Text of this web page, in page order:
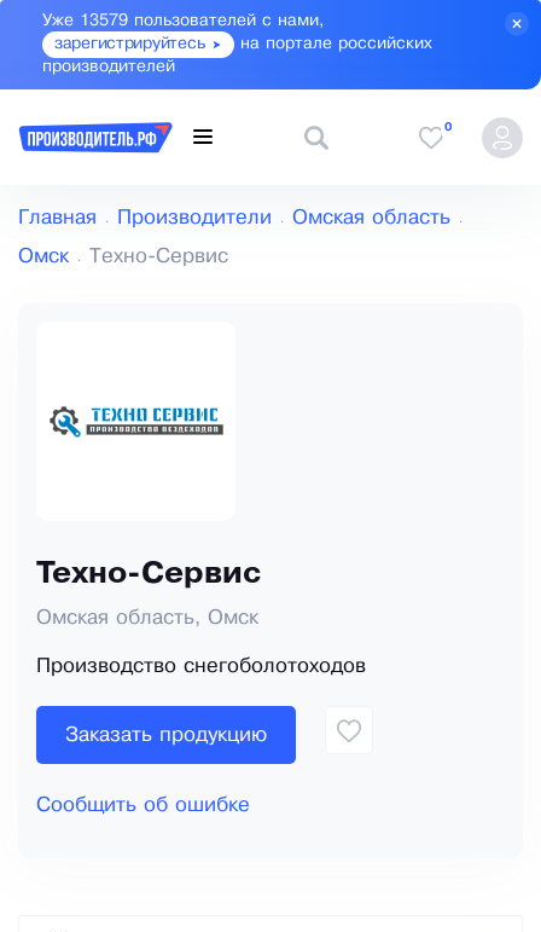
Уже 13579 пользователей с нами,
зарегистрируйтесь
на портале российских
производителей
0
Главная Производители Омская область
Омск Техно-Сервис
Техно-Сервис
Омская область, Омск
Производство снегоболотоходов
Заказать продукцию
Сообщить об ошибке